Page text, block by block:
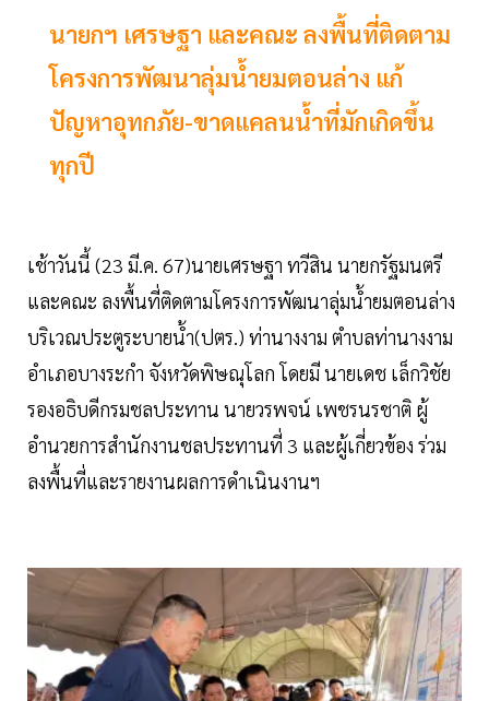
นายกฯ เศรษฐา และคณะ ลงพื้นที่ติดตาม
โครงการพัฒนาลุ่มน้ำยมตอนล่าง แก้
ปัญหาอุทกภัย-ขาดแคลนน้ำที่มักเกิดขึ้น
ทุกปี
เช้าวันนี้ (23 มี.ค. 67)นายเศรษฐา ทวีสิน นายกรัฐมนตรี
และคณะ ลงพื้นที่ติดตามโครงการพัฒนาลุ่มน้ำยมตอนล่าง
บริเวณประตูระบายน้ำ(ปตร.) ท่านางงาม ตำบลท่านางงาม
อำเภอบางระกำ จังหวัดพิษณุโลก โดยมี นายเดช เล็กวิชัย
รองอธิบดีกรมชลประทาน นายวรพจน์ เพชรนรชาติ ผู้
อำนวยการสำนักงานชลประทานที่ 3 และผู้เกี่ยวข้อง ร่วม
ลงพื้นที่และรายงานผลการดำเนินงานฯ